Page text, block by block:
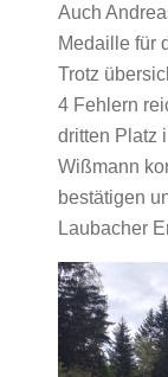
Auch
Medaille für
Trotz
4 Fehlern
dritten Platz
Wißmann
bestätigen
Laubacher